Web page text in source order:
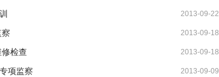
2013-09-22
2013-09-18
检查 2013-09-18
项监察 2013-09-09